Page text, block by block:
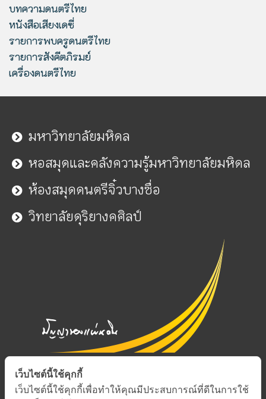
บทความดนตรีไทย
หนังสือเสียงเดซี่
รายการพบครูดนตรีไทย
รายการสังคีตภิรมย์
เครื่องดนตรีไทย
มหาวิทยาลัยมหิดล
หอสมุดและคลังความรู้มหาวิทยาลัยมหิดล
ห้องสมุดดนตรีจิ๋วบางซื่อ
วิทยาลัยดุริยางคศิลป์
เว็บไซต์นี้ใช้คุกกี้
เว็บไซต์นี้ใช้คุกกี้เพื่อทำให้คุณมีประสบการณ์ที่ดีในการใช้